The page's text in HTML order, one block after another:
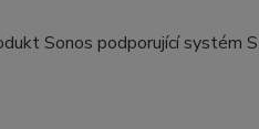
Sonos podporující systém